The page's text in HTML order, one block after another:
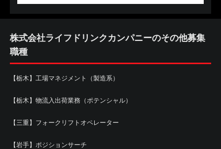
株式会社ライフドリンクカンパニーのその他募集
職種
【栃木】工場マネジメント（製造系）
【栃木】物流入出荷業務（ポテンシャル）
【三重】フォークリフトオペレーター
【岩手】ポジションサーチ